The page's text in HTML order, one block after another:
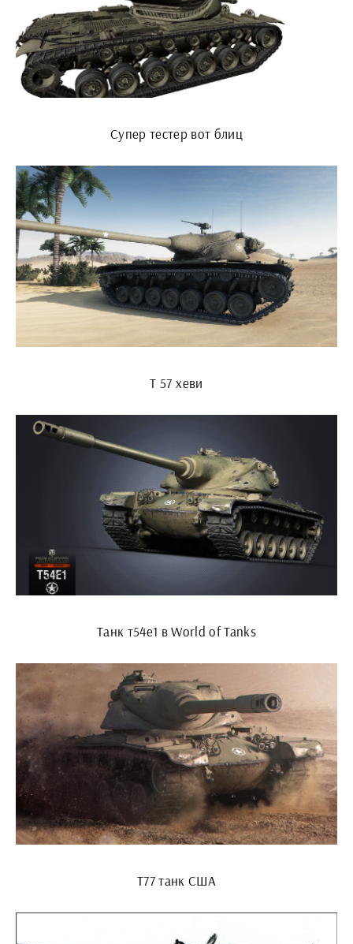
Супер тестер вот блиц
Т 57 хеви
Танк т54е1 в World of Tanks
T77 танк США